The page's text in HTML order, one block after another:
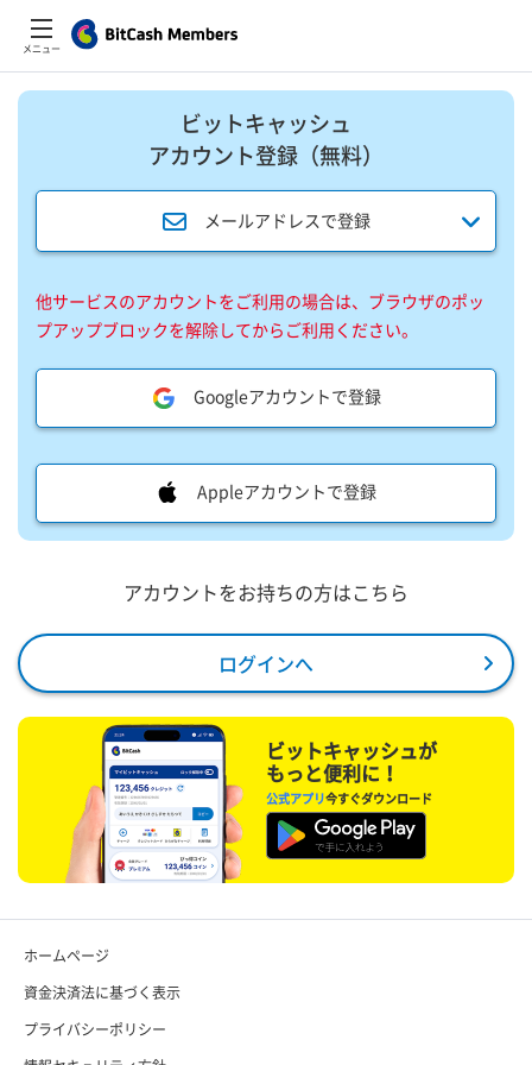
メニュー
ビットキャッシュ
アカウント登録​（無料）​
メールアドレスで登録
他サービスのアカウントをご利用の場合は、ブラウザのポッ
プアップブロックを解除してからご利用ください。
Googleアカウントで登録
Appleアカウントで登録
アカウントをお持ちの方はこちら
ログインへ
ビットキャッシュが
もっと便利に！
公式アプリ今すぐダウンロード
ホームページ
資金決済法に基づく表示
プライバシーポリシー